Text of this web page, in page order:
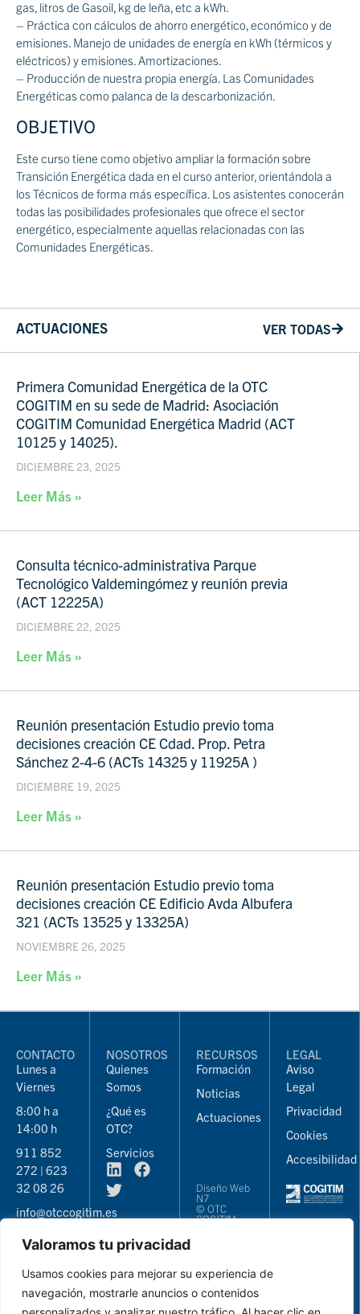
Valoramos tu privacidad
Usamos cookies para mejorar su experiencia de
navegación, mostrarle anuncios o contenidos
gas, litros de Gasoil, kg de leña, etc a kWh.
– Práctica con cálculos de ahorro energético, económico y de
emisiones. Manejo de unidades de energía en kWh (térmicos y
eléctricos) y emisiones. Amortizaciones.
– Producción de nuestra propia energía. Las Comunidades
Energéticas como palanca de la descarbonización.
OBJETIVO
Este curso tiene como objetivo ampliar la formación sobre
Transición Energética dada en el curso anterior, orientándola a
los Técnicos de forma más específica. Los asistentes conocerán
todas las posibilidades profesionales que ofrece el sector
energético, especialmente aquellas relacionadas con las
Comunidades Energéticas.
ACTUACIONES VER TODAS
Primera Comunidad Energética de la OTC
COGITIM en su sede de Madrid: Asociación
COGITIM Comunidad Energética Madrid (ACT
10125 y 14025).
DICIEMBRE 23, 2025
Leer Más »
Consulta técnico-administrativa Parque
Tecnológico Valdemingómez y reunión previa
(ACT 12225A)
DICIEMBRE 22, 2025
Leer Más »
Reunión presentación Estudio previo toma
decisiones creación CE Cdad. Prop. Petra
Sánchez 2-4-6 (ACTs 14325 y 11925A )
DICIEMBRE 19, 2025
Leer Más »
Reunión presentación Estudio previo toma
decisiones creación CE Edificio Avda Albufera
321 (ACTs 13525 y 13325A)
NOVIEMBRE 26, 2025
Leer Más »
CONTACTO
Lunes a
Viernes
8:00 h a
14:00 h
911 852
272 | 623
32 08 26
info@otccogitim.es
NOSOTROS
Quienes
Somos
¿Qué es
OTC?
Servicios
RECURSOS
Formación
Noticias
Actuaciones
Diseño Web
N7
© OTC
COGITIM
LEGAL
Aviso
Legal
Privacidad
Cookies
Accesibilidad